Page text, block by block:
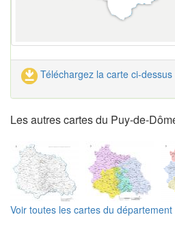
Téléchargez la carte ci-dessus
Les autres cartes du Puy-de-
Voir toutes les cartes du